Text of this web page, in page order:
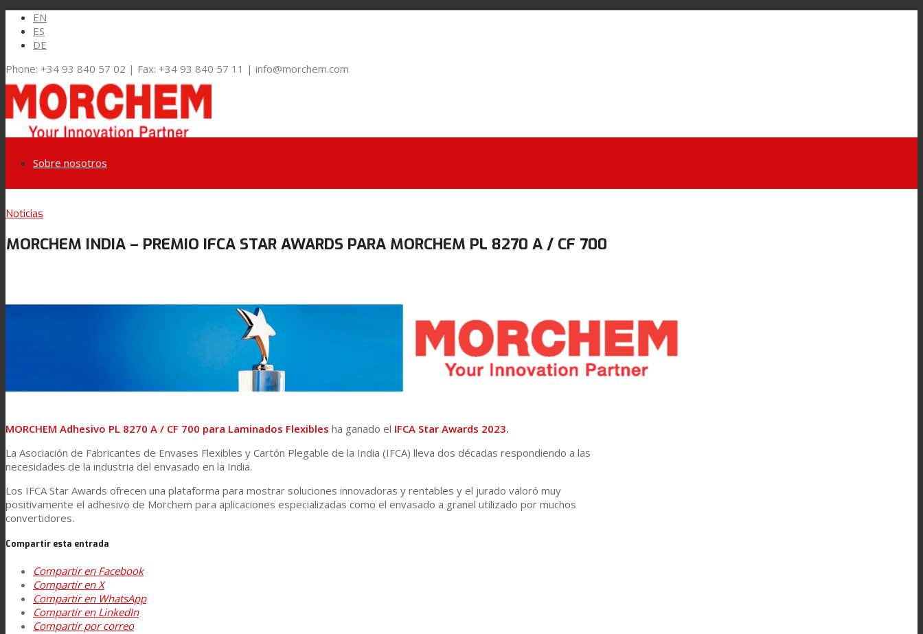
EN
ES
DE
Phone: +34 93 840 57 02 | Fax: +34 93 840 57 11 | info@morchem.com
Link to Youtube
Link to Mail
Sobre nosotros
Mercados y Soluciones
Resinas de Poliuretano para tintas de impresión
Innovación
I+D
Asistencia Técnica
Noticias
MORCHEM INDIA – PREMIO IFCA STAR AWARDS PARA MORCHEM PL 8270 A / CF 700
MORCHEM Adhesivo PL 8270 A / CF 700 para Laminados Flexibles ha ganado el IFCA Star Awards 2023.
La Asociación de Fabricantes de Envases Flexibles y Cartón Plegable de la India (IFCA) lleva dos décadas respondiendo a las
necesidades de la industria del envasado en la India.
Los IFCA Star Awards ofrecen una plataforma para mostrar soluciones innovadoras y rentables y el jurado valoró muy
positivamente el adhesivo de Morchem para aplicaciones especializadas como el envasado a granel utilizado por muchos
convertidores.
Compartir esta entrada
Compartir en Facebook
Compartir en X
Compartir en WhatsApp
Compartir en LinkedIn
Compartir por correo